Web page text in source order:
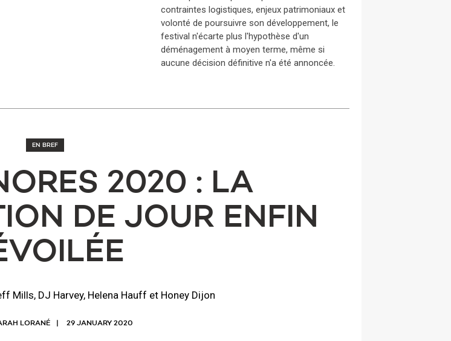
contraintes logistiques, enjeux patrimoniaux et
volonté de poursuivre son développement, le
festival n'écarte plus l'hypothèse d'un
déménagement à moyen terme, même si
aucune décision définitive n'a été annoncée.
EN BREF
2020 : LA
DE JOUR ENFIN
Mills, DJ Harvey, Helena Hauff et Honey Dijon
LORANÉ 29 JANUARY 2020